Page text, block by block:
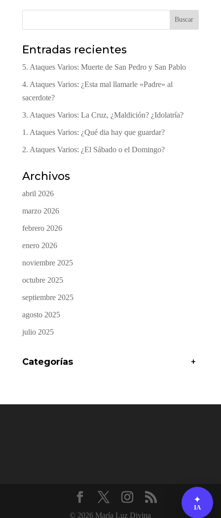
Buscar
Entradas recientes
5. Ataques Varios: Muerte de San Pedro y San Pablo
4. Ataques Varios: ¿Esta mal llamarle «Padre» al
sacerdote?
3. Ataques Varios: La Cruz, ¿Maldición? ¿Idolatría?
1. Ataques Varios: ¿Qué dia hay que guardar?
2. Ataques Varios: ¿El Sábado o el Domingo?
Archivos
abril 2026
marzo 2026
febrero 2026
enero 2026
noviembre 2025
octubre 2025
septiembre 2025
agosto 2025
julio 2025
Categorías +
© 2026 María Luz Divina
✦
IA